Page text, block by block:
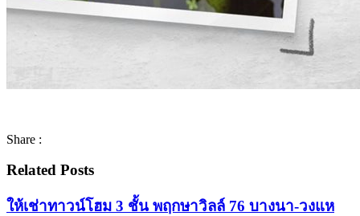
Share :
Related Posts
ให้เช่าทาวน์โฮม 3 ชั้น พฤกษาวิลล์ 76 บางนา-วงแห